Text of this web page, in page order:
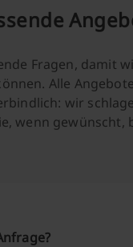
Fragen, damit
Alle
wir
wenn gewünscht,